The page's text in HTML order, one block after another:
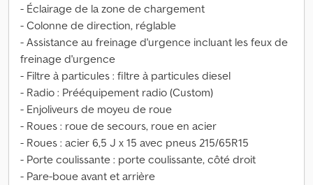
- Éclairage de la zone de chargement
- Colonne de direction, réglable
- Assistance au freinage d'urgence incluant les feux de
freinage d'urgence
- Filtre à particules : filtre à particules diesel
- Radio : Prééquipement radio (Custom)
- Enjoliveurs de moyeu de roue
- Roues : roue de secours, roue en acier
- Roues : acier 6,5 J x 15 avec pneus 215/65R15
- Porte coulissante : porte coulissante, côté droit
- Pare-boue avant et arrière